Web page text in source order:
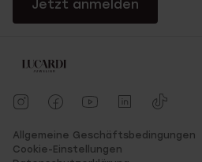
Jetzt anmelden
Allgemeine Geschäftsbedingungen
Cookie-Einstellungen